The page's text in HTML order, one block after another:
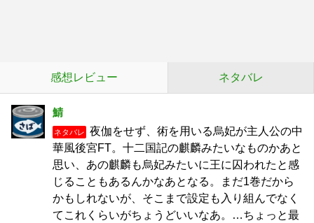
感想レビュー ネタバレ
鯖
ネタバレ
夜伽をせず、術を用いる烏妃が主人公の中
華風後宮FT。十二国記の麒麟みたいなものかあと
思い、あの麒麟も烏妃みたいに王に囚われたと感
じることもあるんかなあとなる。まだ1巻だから
かもしれないが、そこまで設定も入り組んでなく
てこれくらいがちょうどいいなあ。…ちょっと最